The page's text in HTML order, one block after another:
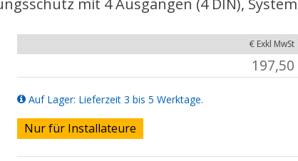
mit 4 Ausgängen (4 DIN),
€ Exkl MwSt
197,50
Auf Lager: Lieferzeit 3 bis 5 Werktage.
Nur für Installateure